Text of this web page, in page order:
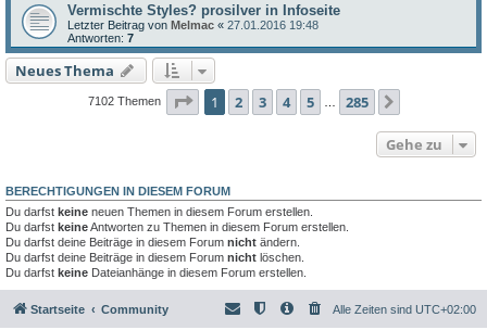
Vermischte Styles? prosilver in Infoseite
Letzter Beitrag von Melmac « 27.01.2016 19:48
Antworten: 7
Neues Thema
7102 Themen Seite 1von 285
1 2 3 4 5 285
Gehe zu
BERECHTIGUNGEN IN DIESEM FORUM
Du darfst keine neuen Themen in diesem Forum erstellen.
Du darfst keineAntworten zu Themen in diesem Forum erstellen.
Du darfst deine Beiträge in diesem Forum nicht ändern.
Du darfst deine Beiträge in diesem Forum nicht löschen.
Du darfst keine Dateianhänge in diesem Forum erstellen.
Startseite Community Alle Zeiten sind UTC+02:00